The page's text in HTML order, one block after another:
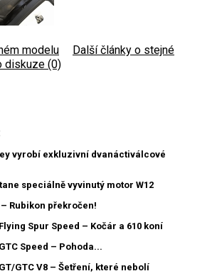
modelu
Další články o stejné
diskuze (0)
vyrobí exkluzivní dvanáctiválcové
speciálně vyvinutý motor W12
– Rubikon překročen!
Spur Speed – Kočár a 610 koní
Speed – Pohoda...
GTC V8 – Šetření, které nebolí